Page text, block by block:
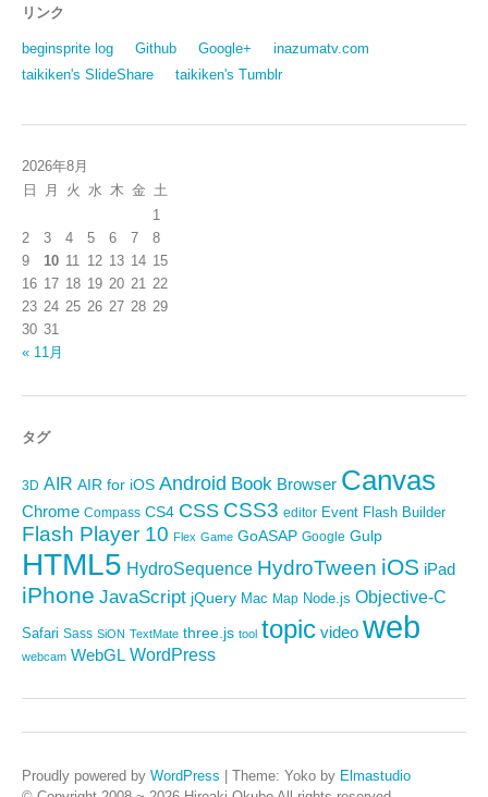
リンク
beginsprite log Github Google+
inazumatv.com
taikiken's SlideShare
taikiken's Tumblr
2026年8月
日
月 火 水 木 金 土
1
2
3 4 5 6 7
8
9
10 11 12 13 14 15
16 17 18 19 20 21 22
23 24 25 26 27 28 29
30 31
« 11月
タグ
3D AIR AIR for iOS Android Book Browser Canvas
Chrome Compass CS4 CSS CSS3 editor Event Flash Builder
Flash Player 10 Flex Game GoASAP Google Gulp
HTML5 HydroSequence HydroTween iOS iPad
iPhone JavaScript jQuery Mac Map Node.js Objective-C
Safari Sass SiON TextMate three.js tool topic video web
webcam WebGL WordPress
Proudly powered by WordPress Theme: Yoko by Elmastudio